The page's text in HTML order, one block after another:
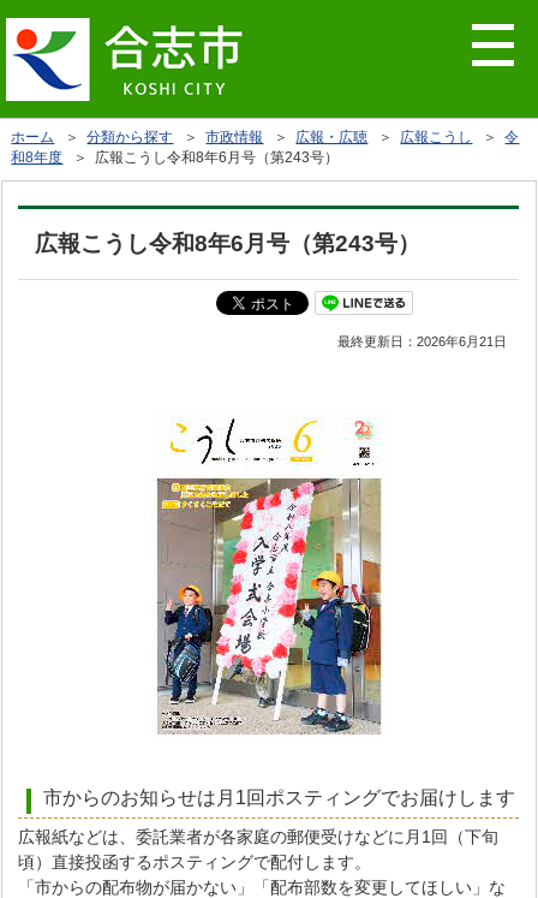
ホーム ＞分類から探す ＞市政情報 ＞ 広報・広聴 ＞ 広報こうし ＞令
和8年度 ＞ 広報こうし令和8年6月号（第243号）
広報こうし令和8年6月号（第243号）
最終更新日：2026年6月21日
市からのお知らせは月1回ポスティングでお届けします
広報紙などは、委託業者が各家庭の郵便受けなどに月1回（下旬
頃）直接投函するポスティングで配付します。
「市からの配布物が届かない」「配布部数を変更してほしい」な